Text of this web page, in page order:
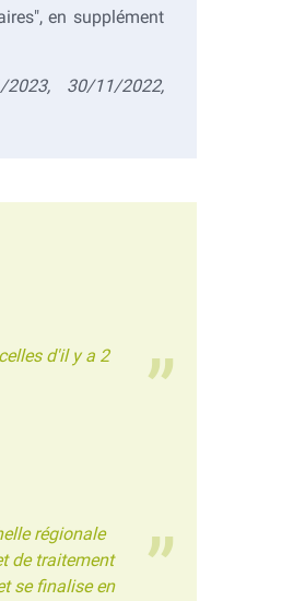
en supplément
30/11/2022,
d'il y a 2
régionale
de traitement
se finalise en